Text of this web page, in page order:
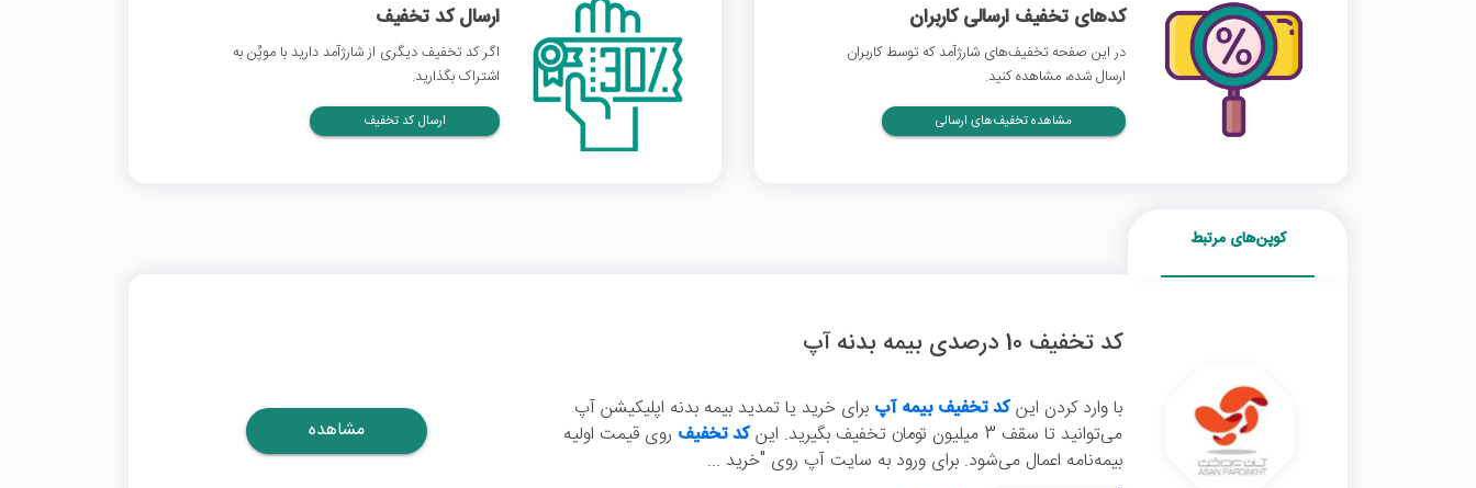
کدهای تخفیف ارسالی کاربران
در این صفحه تخفیف‌های شارژآمد که توسط کاربران
ارسال شده، مشاهده کنید.
مشاهده تخفیف‌های ارسالی
ارسال کد تخفیف
اگر کد تخفیف دیگری از شارژآمد دارید با موپُن به
اشتراک بگذارید.
ارسال کد تخفیف
کوپن‌های مرتبط
کد تخفیف 10 درصدی بیمه بدنه آپ
با وارد کردن اینکد تخفیف بیمه آپ برای خرید یا تمدید بیمه بدنه اپلیکیشن آپ
می‌توانید تا سقف 3 میلیون تومان تخفیف بگیرید. این
کد تخفیف روی قیمت اولیه
بیمه‌نامه اعمال می‌شود. برای ورود به سایت آپ روی "خرید ...
مشاهده